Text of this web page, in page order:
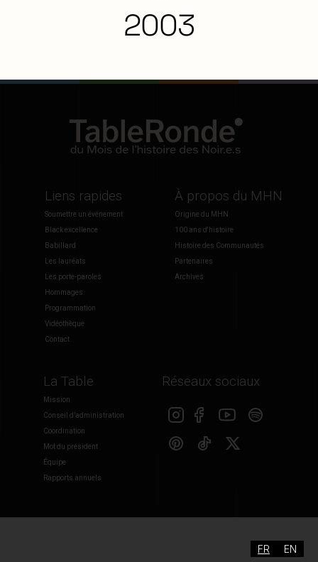
2003
Liens rapides
Soumettre un événement
Black excellence
Babillard
Les lauréats
Les porte-paroles
Hommages
Programmation
Vidéothèque
Contact
À propos du MHN
Origine du MHN
100 ans d'histoire
Histoire des Communautés
Partenaires
Archives
La Table
Mission
Conseil d’administration
Coordination
Mot du président
Équipe
Rapports annuels
Réseaux sociaux
FR EN